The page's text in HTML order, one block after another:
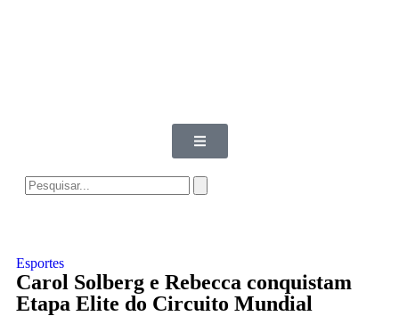
Esportes
Carol Solberg e Rebecca conquistam
Etapa Elite do Circuito Mundial